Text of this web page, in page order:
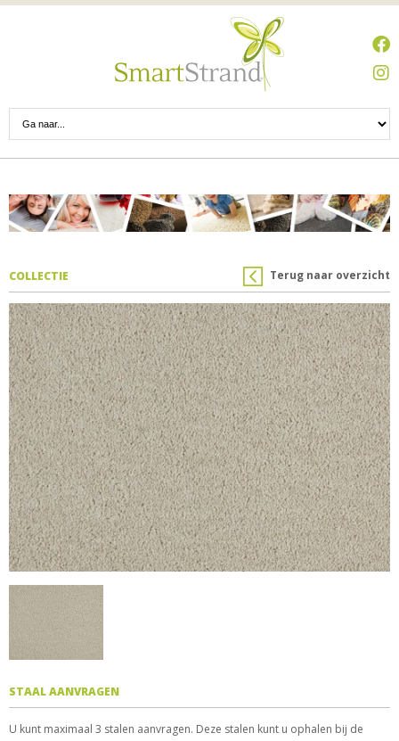
Terug naar overzicht
COLLECTIE
STAAL AANVRAGEN
U kunt maximaal 3 stalen aanvragen. Deze stalen kunt u ophalen bij de